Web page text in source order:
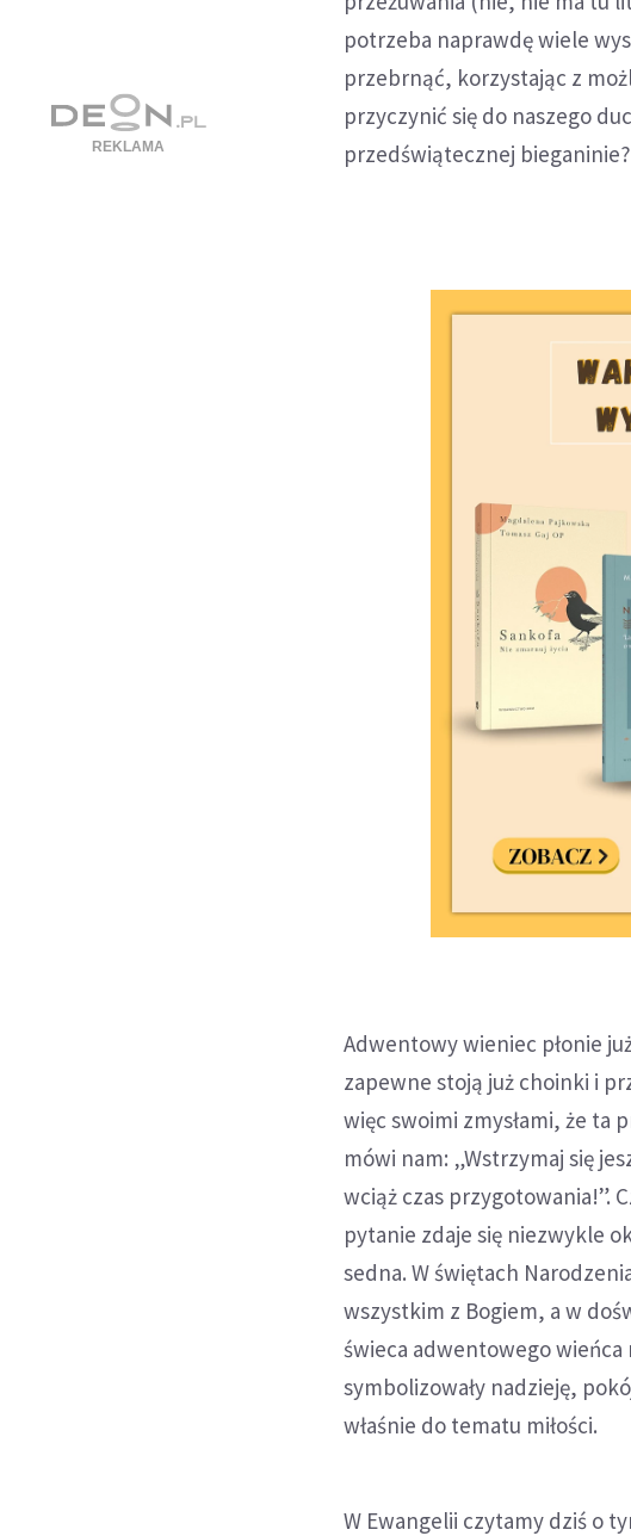
potrzeba naprawdę wiele
przebrnąć, korzystając z
przyczynić się do naszego
przedświątecznej bieganinie?
Adwentowy wieniec płonie
zapewne stoją już choinki i
więc swoimi zmysłami, że ta
mówi nam: „Wstrzymaj się
wciąż czas przygotowania!”.
pytanie zdaje się niezwykle
sedna. W świętach
wszystkim z Bogiem, a w
świeca adwentowego wieńca
symbolizowały nadzieję,
właśnie do tematu miłości.
W Ewangelii czytamy dziś o